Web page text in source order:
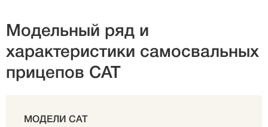
Модельный ряд и
характеристики самосвальных
прицепов САТ
МОДЕЛИ САТ